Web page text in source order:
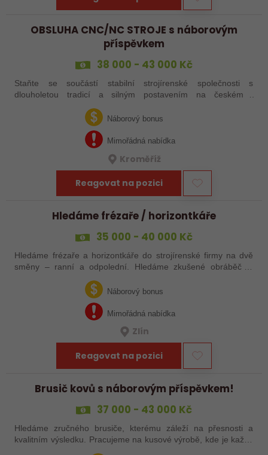
OBSLUHA CNC/NC STROJE s náborovým
příspěvkem
38 000 - 43 000 Kč
Staňte se součástí stabilní strojírenské společnosti s
dlouholetou tradicí a silným postavením na českém i
aktuálně obsazujeme více typů…
Náborový bonus
Mimořádná nabídka
Kroměříž
Reagovat na pozici
Hledáme frézaře / horizontkáře
35 000 - 40 000 Kč
Hledáme frézaře a horizontkáře do strojírenské firmy na dvě
směny – ranní a odpolední. Hledáme zkušené obráběče i
šikovné nováčky, kteří chtějí dělat poctivé řemeslo na
zajímavých zakázkách. Zašlete…
Náborový bonus
Mimořádná nabídka
Zlín
Reagovat na pozici
Brusič kovů s náborovým příspěvkem!
37 000 - 43 000 Kč
Hledáme zručného brusiče, kterému záleží na přesnosti a
kvalitním výsledku. Pracujeme na kusové výrobě, kde je každý